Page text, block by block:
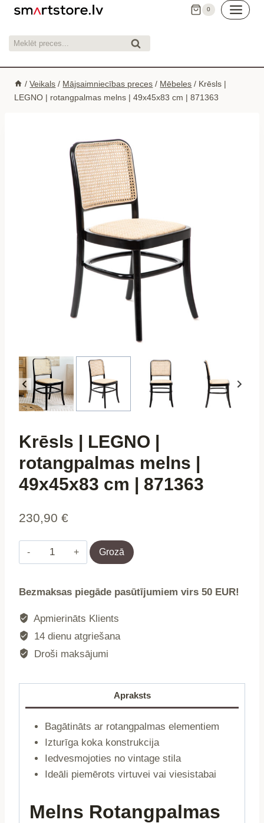
Skip
content
0
Meklēt: Meklēt
/ Veikals / Mājsaimniecības preces / Mēbeles / Krēsls |
LEGNO | rotangpalmas melns | 49x45x83 cm | 871363
Krēsls | LEGNO |
rotangpalmas melns |
49x45x83 cm | 871363
230,90 €
Krēsls
|
|
rotangpalmas
melns
49x45x83
871363
daudzums
Grozā
Bezmaksas piegāde pasūtījumiem virs 50 EUR!
Apmierināts Klients
14 dienu atgriešana
Droši maksājumi
Apraksts
Bagātināts ar rotangpalmas elementiem
Izturīga koka konstrukcija
Iedvesmojoties no vintage stila
Ideāli piemērots virtuvei vai viesistabai
Melns Rotangpalmas